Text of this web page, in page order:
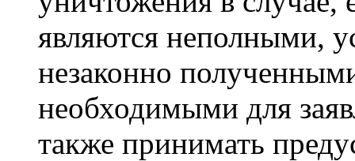
являются неполными,
незаконно
необходимыми для
также принимать